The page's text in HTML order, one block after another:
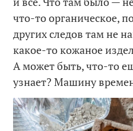
что-то органическое,
других следов там не
какое-то кожаное
А может быть, что-то
узнает? Машину